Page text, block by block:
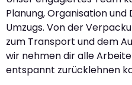
Planung, Organisation
Umzugs. Von der
zum Transport und dem
wir nehmen dir alle
entspannt zurücklehnen